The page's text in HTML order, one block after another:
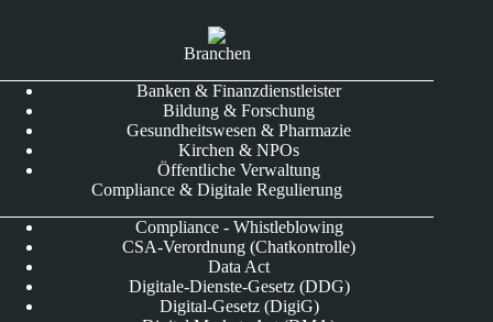
Branchen
Banken & Finanzdienstleister
Bildung & Forschung
Gesundheitswesen & Pharmazie
Kirchen & NPOs
Öffentliche Verwaltung
Compliance & Digitale Regulierung
Compliance - Whistleblowing
CSA-Verordnung (Chatkontrolle)
Data Act
Digitale-Dienste-Gesetz (DDG)
Digital-Gesetz (DigiG)